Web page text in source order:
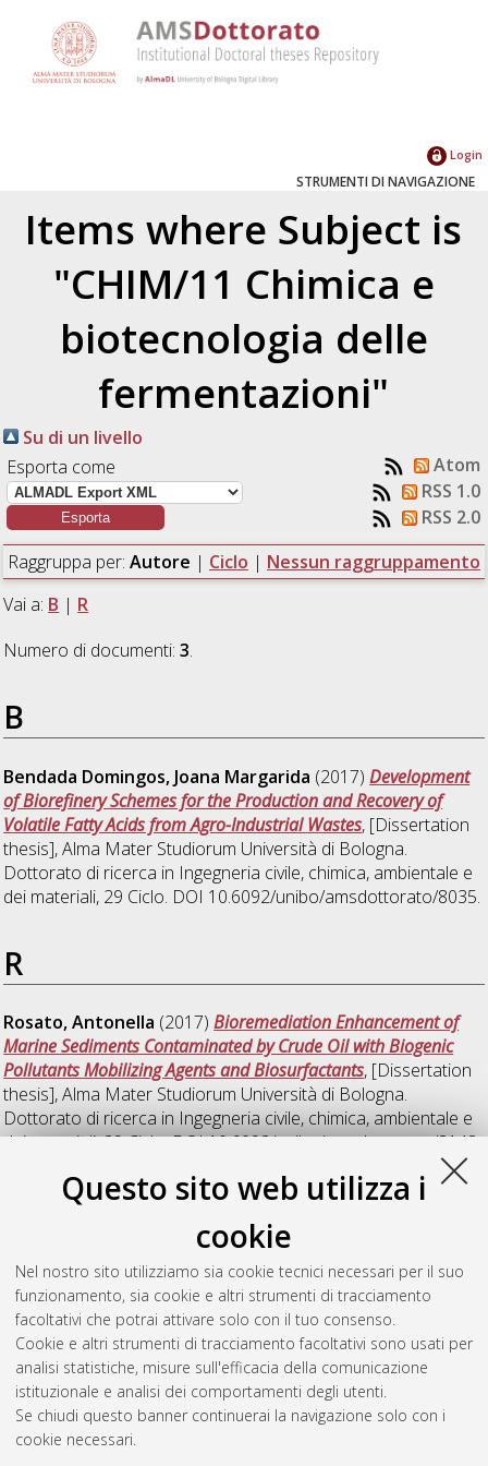
Questo sito web utilizza i
cookie
Nel nostro sito utilizziamo sia cookie tecnici necessari per il suo
funzionamento, sia cookie e altri strumenti di tracciamento
facoltativi che potrai attivare solo con il tuo consenso.
Cookie e altri strumenti di tracciamento facoltativi sono usati per
analisi statistiche, misure sull'efficacia della comunicazione
istituzionale e analisi dei comportamenti degli utenti.
Se chiudi questo banner continuerai la navigazione solo con i
cookie necessari.
Login
STRUMENTI DI NAVIGAZIONE
Items where Subject is
"CHIM/11 Chimica e
biotecnologia delle
fermentazioni"
Su di un livello
Esporta come
Atom
RSS 1.0
RSS 2.0
Raggruppa per: Autore | Ciclo | Nessun raggruppamento
Vai a: B | R
Numero di documenti:3.
B
Bendada Domingos, Joana Margarida (2017)Development
of Biorefinery Schemes for the Production and Recovery of
Volatile Fatty Acids from Agro-Industrial Wastes, [Dissertation
thesis], Alma Mater Studiorum Università di Bologna.
Dottorato di ricerca in Ingegneria civile, chimica, ambientale e
dei materiali, 29 Ciclo. DOI 10.6092/unibo/amsdottorato/8035.
R
Rosato, Antonella (2017)Bioremediation Enhancement of
Marine Sediments Contaminated by Crude Oil with Biogenic
Pollutants Mobilizing Agents and Biosurfactants, [Dissertation
thesis], Alma Mater Studiorum Università di Bologna.
Dottorato di ricerca in Ingegneria civile, chimica, ambientale e
dei materiali, 29 Ciclo. DOI 10.6092/unibo/amsdottorato/8143.
Rossi, Ruggero(2017)Saccharomyces Cerevisiae as Anodic
Biocatalyst in Microbial Fuel Cell: Influence of Redox Mediator
and Operative Conditions., [Dissertation thesis], Alma Mater
Studiorum Università di Bologna. Dottorato di ricerca in
Scienze biochimiche e biotecnologiche, 29 Ciclo. DOI
10.6092/unibo/amsdottorato/7911.
Questa lista e' stata generata il Wed Aug 5 20:32:05 2026
Atom